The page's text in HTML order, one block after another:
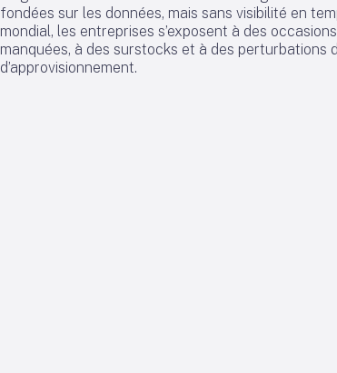
fondées sur les données, mais sans visibilité en
mondial, les entreprises s’exposent à des
manquées, à des surstocks et à des perturbations
d’approvisionnement.